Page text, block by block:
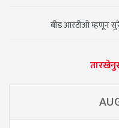
बीड आरटीओ म्हणून